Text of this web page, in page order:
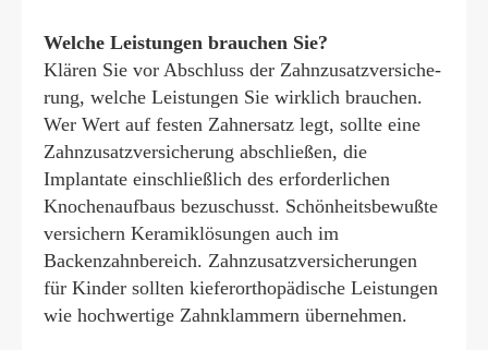
Welche Leistungen brauchen Sie?
Klären Sie vor Abschluss der Zahn­zu­satz­ver­si­che­
rung, welche Leistungen Sie wirklich brauchen.
Wer Wert auf festen Zahnersatz legt, sollte eine
Zahn­zu­satz­ver­si­che­rung abschließen, die
Implantate einschließlich des erforderlichen
Knochenaufbaus bezuschusst. Schönheitsbewußte
ver­sichern Keramiklösungen auch im
Backenzahnbereich. Zahn­zu­satz­ver­si­che­rungen
für Kinder sollten kieferorthopädische Leistungen
wie hochwertige Zahnklammern übernehmen.